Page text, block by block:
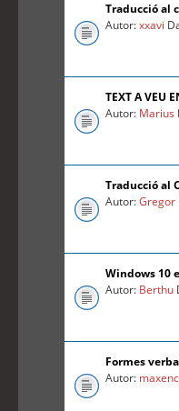
Traducció al
Autor:xxavi
TEXT A VEU
Autor: Marius
Traducció al
Autor:Gregor
Windows 10
Autor: Berthu
Formes
Autor: